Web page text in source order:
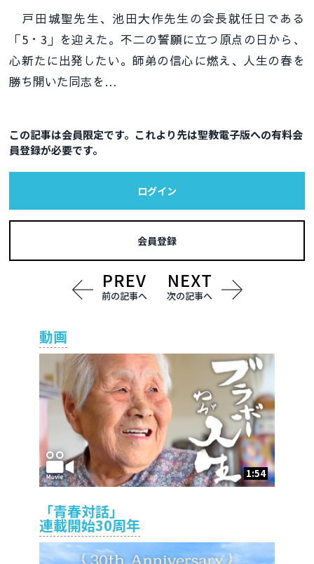
戸田城聖先生、池田大作先生の会長就任日である
「5・3」を迎えた。不二の誓願に立つ原点の日から、
心新たに出発したい。師弟の信心に燃え、人生の春を
勝ち開いた同志を…
この記事は会員限定です。これより先は聖教電子版への有料会
員登録が必要です。
ログイン
会員登録
前の記事へ 次の記事へ
動画
1:54
「青春対話」
連載開始30周年